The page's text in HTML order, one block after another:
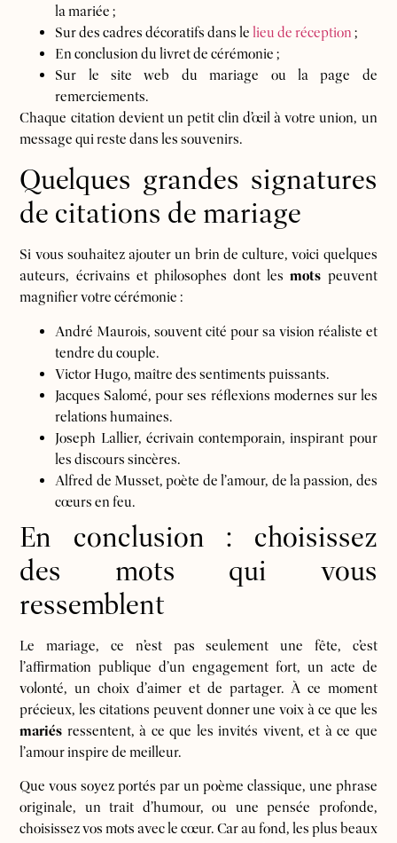
la mariée ;
Sur des cadres décoratifs dans lelieu de réception ;
En conclusion du livret de cérémonie ;
Sur le site web du mariage ou la page de
remerciements.
Chaque citation devient un petit clin d’œil à votre union, un
message qui reste dans les souvenirs.
Quelques grandes signatures
de citations de mariage
Si vous souhaitez ajouter un brin de culture, voici quelques
auteurs, écrivains et philosophes dont lesmots peuvent
magnifier votre cérémonie :
André Maurois, souvent cité pour sa vision réaliste et
tendre du couple.
Victor Hugo, maître des sentiments puissants.
Jacques Salomé, pour ses réflexions modernes sur les
relations humaines.
Joseph Lallier, écrivain contemporain, inspirant pour
les discours sincères.
Alfred de Musset, poète de l’amour, de la passion, des
cœurs en feu.
En conclusion : choisissez
des mots qui vous
ressemblent
Le mariage, ce n’est pas seulement une fête, c’est
l’affirmation publique d’un engagement fort, un acte de
volonté, un choix d’aimer et de partager. À ce moment
précieux, les citations peuvent donner une voix à ce que les
mariés ressentent, à ce que les invités vivent, et à ce que
l’amour inspire de meilleur.
Que vous soyez portés par un poème classique, une phrase
originale, un trait d’humour, ou une pensée profonde,
choisissez vos mots avec le cœur. Car au fond, les plus beaux